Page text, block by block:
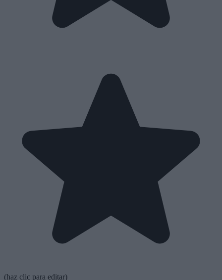
(haz clic para editar)